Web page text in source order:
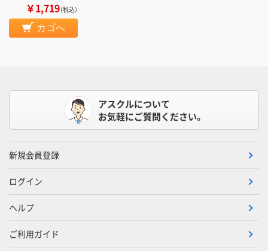
￥1,719（税込）
カゴへ
アスクルについて
お気軽にご質問ください。
新規会員登録
ログイン
ヘルプ
ご利用ガイド